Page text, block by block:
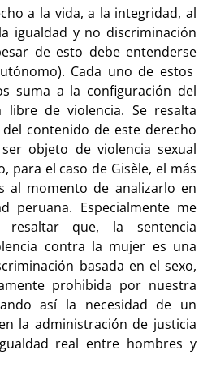
a la vida, a la integridad, al
igualdad y no discriminación
de esto debe entenderse
Cada uno de estos
suma a la configuración del
de violencia. Se resalta
contenido de este derecho
objeto de violencia sexual
para el caso de Gisèle, el más
al momento de analizarlo en
peruana. Especialmente me
resaltar que, la sentencia
contra la mujer es una
basada en el sexo,
prohibida por nuestra
así la necesidad de un
la administración de justicia
real entre hombres y